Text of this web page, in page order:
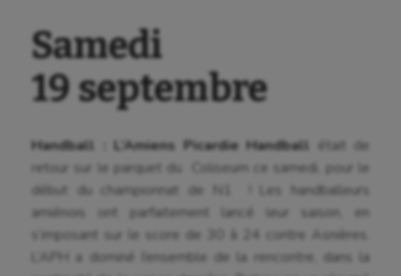
Samedi
19 septembre
Handball : L’Amiens Picardie Handball était de
retour sur le parquet du Coliseum ce samedi, pour le
début du championnat de N1 ! Les handballeurs
amiénois ont parfaitement lancé leur saison, en
s’imposant sur le score de 30 à 24 contre Asnières.
L’APH a dominé l’ensemble de la rencontre, dans la